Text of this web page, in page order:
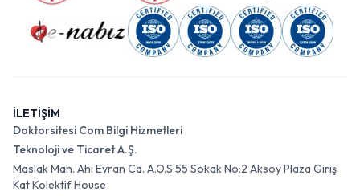
İLETİŞİM
Doktorsitesi Com Bilgi Hizmetleri
Teknoloji ve Ticaret A.Ş.
Maslak Mah. Ahi Evran Cd. A.O.S 55 Sokak No:2 Aksoy Plaza Giriş
Kat Kolektif House